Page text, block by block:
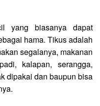
yang biasanya dapat
hama. Tikus adalah
segalanya, makanan
kalapan, serangga,
dipakai dan baupun bisa